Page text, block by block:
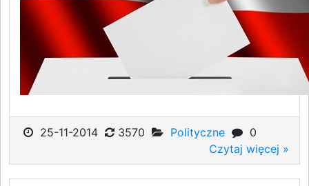
25-11-2014 3570 Polityczne
0
Czytaj więcej »